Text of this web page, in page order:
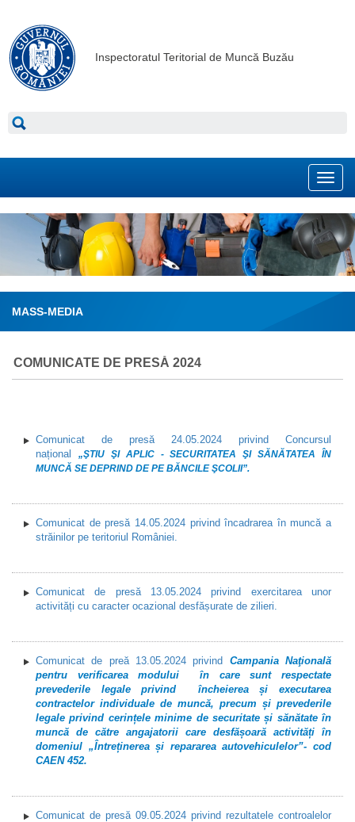
Inspectoratul Teritorial de Muncă Buzău
MASS-MEDIA
COMUNICATE DE PRESĂ 2024
Comunicat de presă 24.05.2024 privind Concursul
național „ŞTIU ŞI APLIC - SECURITATEA ŞI SĂNĂTATEA ÎN
MUNCĂ SE DEPRIND DE PE BĂNCILE ŞCOLII”.
Comunicat de presă 14.05.2024 privind încadrarea în muncă a
străinilor pe teritoriul României.
Comunicat de presă 13.05.2024 privind exercitarea unor
activități cu caracter ocazional desfășurate de zilieri.
Comunicat de preă 13.05.2024 privind Campania Naţională
pentru verificarea modului în care sunt respectate
prevederile legale privind încheierea și executarea
contractelor individuale de muncă, precum și prevederile
legale privind cerințele minime de securitate și sănătate în
muncă de către angajatorii care desfășoară activități în
domeniul „Întreținerea și repararea autovehiculelor”- cod
CAEN 452.
Comunicat de presă 09.05.2024 privind rezultatele controalelor